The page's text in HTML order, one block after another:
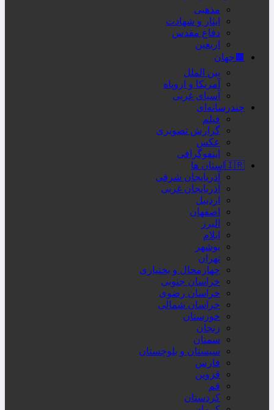
مذهبی
ایثار و شهادت
دفاع مقدس
اربعین
🟫جهان
بین الملل
آمریکا و اروپاه
آسیای غربی
چندرسانه‌ای
فیلم
گزارش تصویری
عکس
اینفوگرافی
🇮🇷استان ها
آذربایجان شرقی
آذربایجان غربی
اردبیل
اصفهان
البرز
ایلام
بوشهر
تهران
چهارمحال و بختیاری
خراسان جنوبی
خراسان رضوی
خراسان شمالی
خوزستان
زنجان
سمنان
سیستان و بلوچستان
فارس
قزوین
قم
کردستان